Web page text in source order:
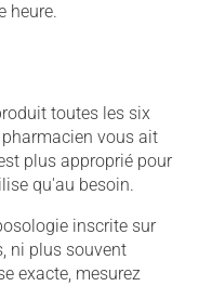
heure.
toutes les six
vous ait
plus approprié pour
qu'au besoin.
inscrite sur
ni plus souvent
exacte, mesurez